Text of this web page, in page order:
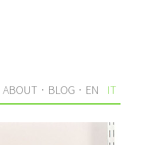
ABOUT · BLOG · EN IT